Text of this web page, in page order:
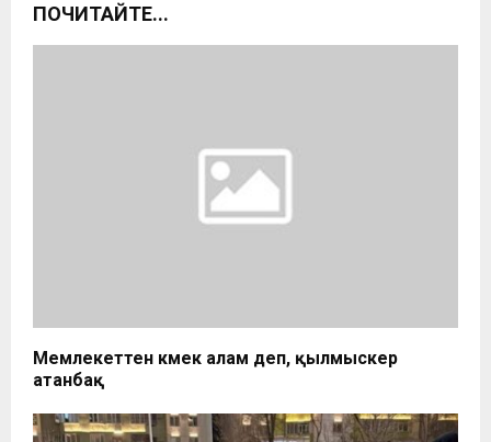
ПОЧИТАЙТЕ...
Мемлекеттен көмек алам деп, қылмыскер
атанбақ